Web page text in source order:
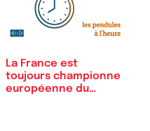
La France est
toujours championne
européenne du…